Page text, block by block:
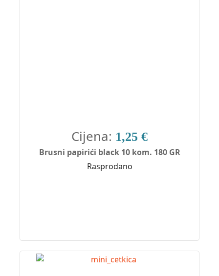
Cijena: 1,25 €
Brusni papirići black 10 kom. 180 GR
Rasprodano